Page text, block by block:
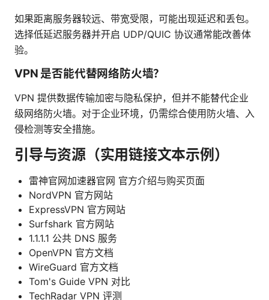
如果距离服务器较远、带宽受限，可能出现延迟和丢包。
选择低延迟服务器并开启 UDP/QUIC 协议通常能改善体
验。
VPN 是否能代替网络防火墙？
VPN 提供数据传输加密与隐私保护，但并不能替代企业
级网络防火墙。对于企业环境，仍需综合使用防火墙、入
侵检测等安全措施。
引导与资源（实用链接文本示例）
雷神官网加速器官网 官方介绍与购买页面
NordVPN 官方网站
ExpressVPN 官方网站
Surfshark 官方网站
1.1.1.1 公共 DNS 服务
OpenVPN 官方文档
WireGuard 官方文档
Tom's Guide VPN 对比
TechRadar VPN 评测